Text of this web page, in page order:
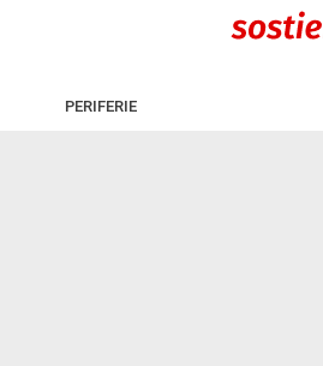
PERIFERIE